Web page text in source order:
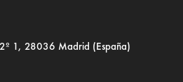
1, 28036 Madrid (España)